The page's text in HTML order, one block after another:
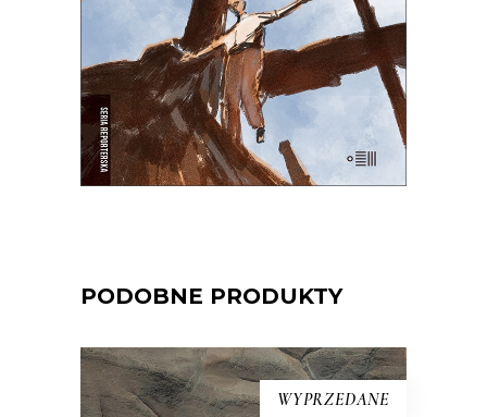
E-BOOK DO KOSZYKA
50.00zł 25.00zł
PODOBNE PRODUKTY
WYPRZEDANE